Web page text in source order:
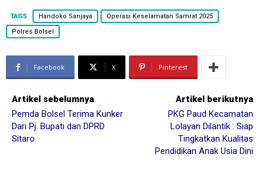
TAGS Handoko Sanjaya
Operasi Keselamatan Samrat 2025
Polres Bolsel
Facebook X Pinterest
Artikel sebelumnya
Pemda Bolsel Terima Kunker
Dari Pj. Bupati dan DPRD
Sitaro
Artikel berikutnya
PKG Paud Kecamatan
Lolayan Dilantik : Siap
Tingkatkan Kualitas
Pendidikan Anak Usia Dini